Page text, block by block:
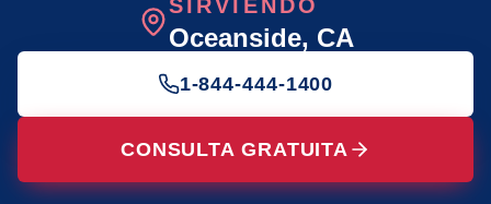
SIRVIENDO
Oceanside, CA
1-844-444-1400
CONSULTA GRATUITA